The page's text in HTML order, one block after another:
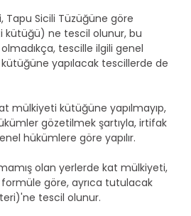
Tapu Sicili Tüzüğüne göre
ne tescil olunur, bu
tescille ilgili genel
yapılacak tescillerde de
mülkiyeti kütüğüne yapılmayıp,
gözetilmek şartıyla, irtifak
hükümlere göre yapılır.
olan yerlerde kat mülkiyeti,
göre, ayrıca tutulacak
tescil olunur.